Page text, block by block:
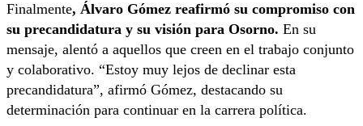
Finalmente, Álvaro Gómez reafirmó su compromiso con
su precandidatura y su visión para Osorno. En su
mensaje, alentó a aquellos que creen en el trabajo conjunto
y colaborativo. “Estoy muy lejos de declinar esta
precandidatura”, afirmó Gómez, destacando su
determinación para continuar en la carrera política.